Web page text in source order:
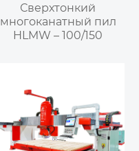
Сверхтонкий
многоканатный пил
HLMW – 100/150